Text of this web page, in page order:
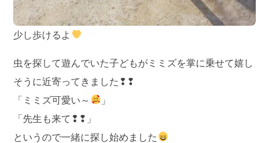
少し歩けるよ
虫を探して遊んでいた子どもがミミズを掌に乗せて嬉し
そうに近寄ってきました❢❢
「ミミズ可愛い～
」
「先生も来て❢❢」
というので一緒に探し始めました